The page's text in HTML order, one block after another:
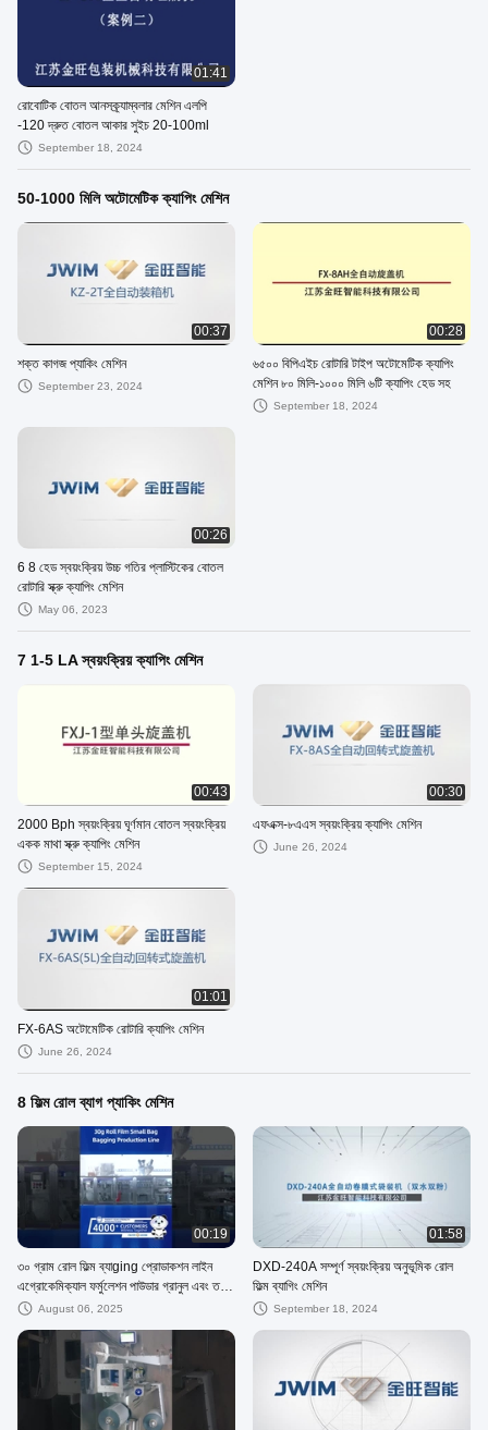
01:41
রোবোটিক বোতল আনসক্র্যাম্বলার মেশিন এলপি
-120 দ্রুত বোতল আকার সুইচ 20-100ml
September 18, 2024
50-1000 মিলি অটোমেটিক ক্যাপিং মেশিন
00:37
শক্ত কাগজ প্যাকিং মেশিন
September 23, 2024
00:28
৬৫০০ বিপিএইচ রোটারি টাইপ অটোমেটিক ক্যাপিং
মেশিন ৮০ মিলি-১০০০ মিলি ৬টি ক্যাপিং হেড সহ
September 18, 2024
00:26
6 8 হেড স্বয়ংক্রিয় উচ্চ গতির প্লাস্টিকের বোতল
রোটারি স্ক্রু ক্যাপিং মেশিন
May 06, 2023
7 1-5 LA স্বয়ংক্রিয় ক্যাপিং মেশিন
00:43
2000 Bph স্বয়ংক্রিয় ঘূর্ণমান বোতল স্বয়ংক্রিয়
একক মাথা স্ক্রু ক্যাপিং মেশিন
September 15, 2024
00:30
এফএক্স-৮এএস স্বয়ংক্রিয় ক্যাপিং মেশিন
June 26, 2024
01:01
FX-6AS অটোমেটিক রোটারি ক্যাপিং মেশিন
June 26, 2024
8 ফিল্ম রোল ব্যাগ প্যাকিং মেশিন
00:19
৩০ গ্রাম রোল ফিল্ম ব্যাging প্রোডাকশন লাইন
এগ্রোকেমিক্যাল ফর্মুলেশন পাউডার গ্রানুল এবং তরল
পণ্যের জন্য
August 06, 2025
01:58
DXD-240A সম্পূর্ণ স্বয়ংক্রিয় অনুভূমিক রোল
ফিল্ম ব্যাগিং মেশিন
September 18, 2024